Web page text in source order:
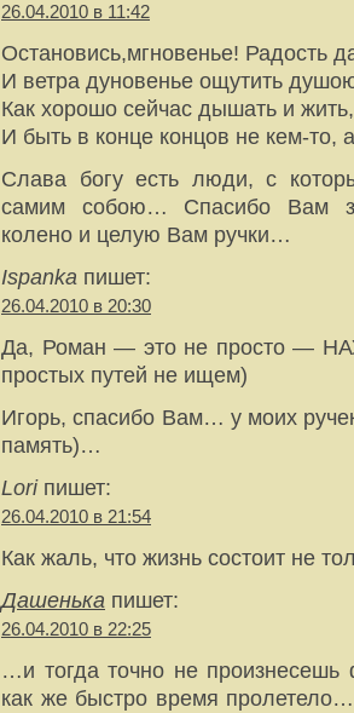
26.04.2010 в 11:42
Остановись,мгновенье! Радость
И ветра дуновенье ощутить
Как хорошо сейчас дышать и жить,
И быть в конце концов не кем-то,
Слава богу есть люди, с
самим собою… Спасибо Вам
колено и целую Вам ручки…
Ispanka пишет:
26.04.2010 в 20:30
Да, Роман — это не просто —
простых путей не ищем)
Игорь, спасибо Вам… у моих
память)…
Loriпишет:
26.04.2010 в 21:54
Как жаль, что жизнь состоит не
Дашенька пишет:
26.04.2010 в 22:25
…и тогда точно не
как же быстро время